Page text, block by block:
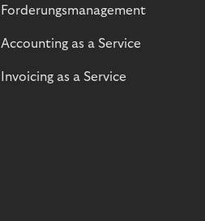
Forderungsmanagement
Accounting as a Service
Invoicing as a Service